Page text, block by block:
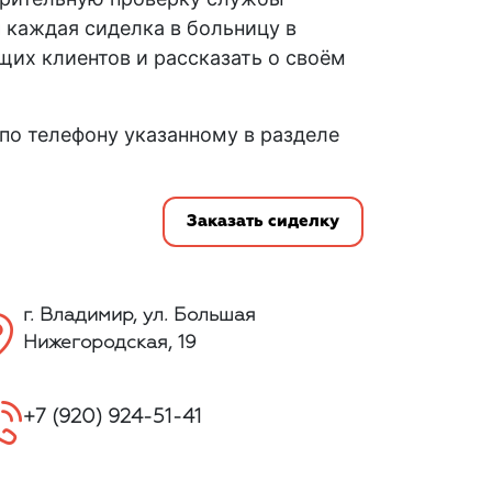
сиделка в больницу в
клиентов и рассказать о своём
телефону указанному в разделе
Заказать сиделку
г. Владимир, ул. Большая
Нижегородская, 19
+7 (920) 924-51-41